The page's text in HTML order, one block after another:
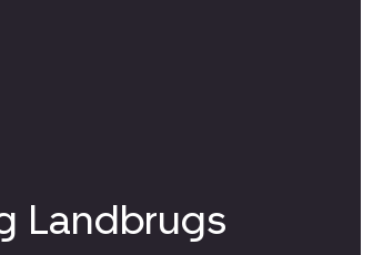
Landbrugs